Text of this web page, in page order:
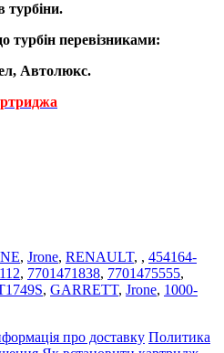
турбіни.
турбін перевізниками:
Автолюкс.
, Jrone, RENAULT, , 454164-
, 7701471838, 7701475555,
, GARRETT, Jrone, 1000-
про доставку Политика